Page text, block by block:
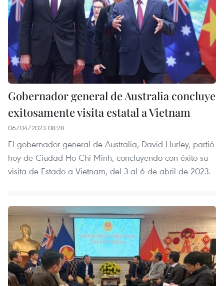
Gobernador general de Australia concluye
exitosamente visita estatal a Vietnam
06/04/2023 08:28
El gobernador general de Australia, David Hurley, partió
hoy de Ciudad Ho Chi Minh, concluyendo con éxito su
visita de Estado a Vietnam, del 3 al 6 de abril de 2023.